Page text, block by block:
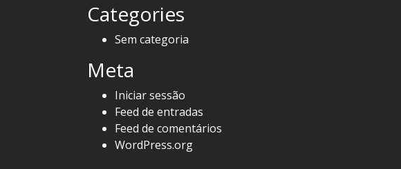
Categories
Sem categoria
Meta
Iniciar sessão
Feed de entradas
Feed de comentários
WordPress.org